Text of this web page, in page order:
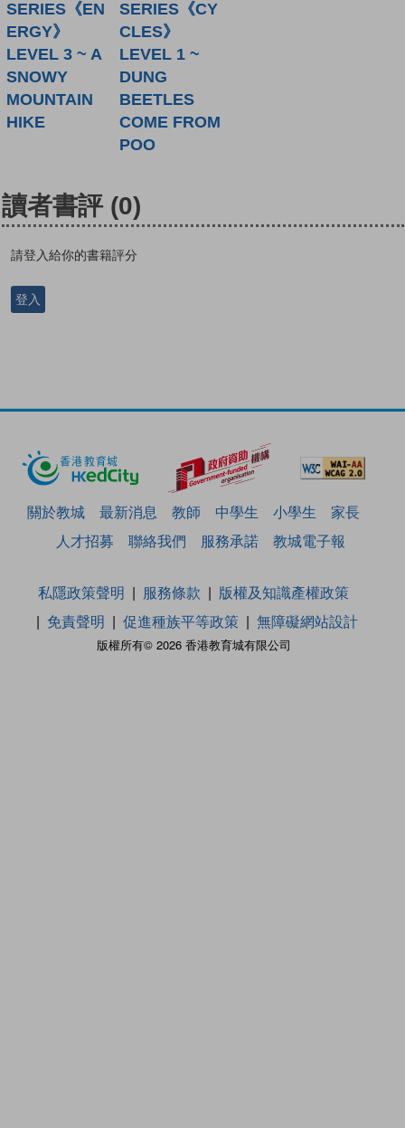
SERIES《EN
ERGY》
LEVEL 3 ~ A
SNOWY
MOUNTAIN
HIKE
SERIES《CY
CLES》
LEVEL 1 ~
DUNG
BEETLES
COME FROM
POO
讀者書評 (0)
請登入給你的書籍評分
登入
關於教城 最新消息 教師 中學生 小學生
家長
人才招募
聯絡我們 服務承諾 教城電子報
版權所有© 2026 香港教育城有限公司
私隱政策聲明 服務條款
版權及知識產權政策
免責聲明
促進種族平等政策 無障礙網站設計